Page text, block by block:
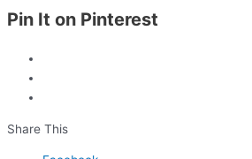
Pin It on Pinterest
Share This